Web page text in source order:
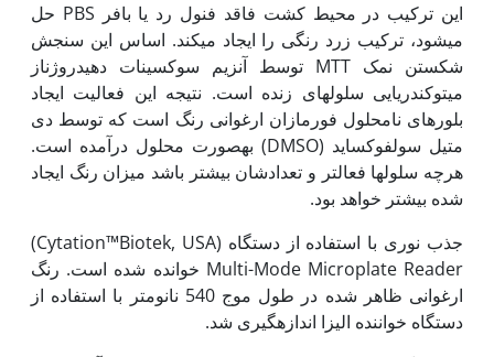
این ترکیب در محیط کشت فاقد فنول رد یا بافر PBS حل
می‏شود، ترکیب زرد رنگی را ایجاد می‏کند. اساس این سنجش
شکستن نمک MTT توسط آنزیم سوکسینات دهیدروژناز
میتوکندریایی سلول‏های زنده است. نتیجه این فعالیت ایجاد
بلورهای نامحلول فورمازان ارغوانی رنگ است که توسط دی
متیل سولفوکساید (DMSO) به‫صورت محلول درآمده است.
هرچه سلول‏ها فعالتر و تعدادشان بیشتر باشد میزان رنگ ایجاد
شده بیشتر خواهد بود.
جذب نوری با استفاده از دستگاه (Cytation™Biotek, USA)
Multi-Mode Microplate Reader خوانده شده است. رنگ
ارغوانی ظاهر شده در طول موج 540 نانومتر با استفاده از
دستگاه خواننده الیزا اندازه‫گیری شد.